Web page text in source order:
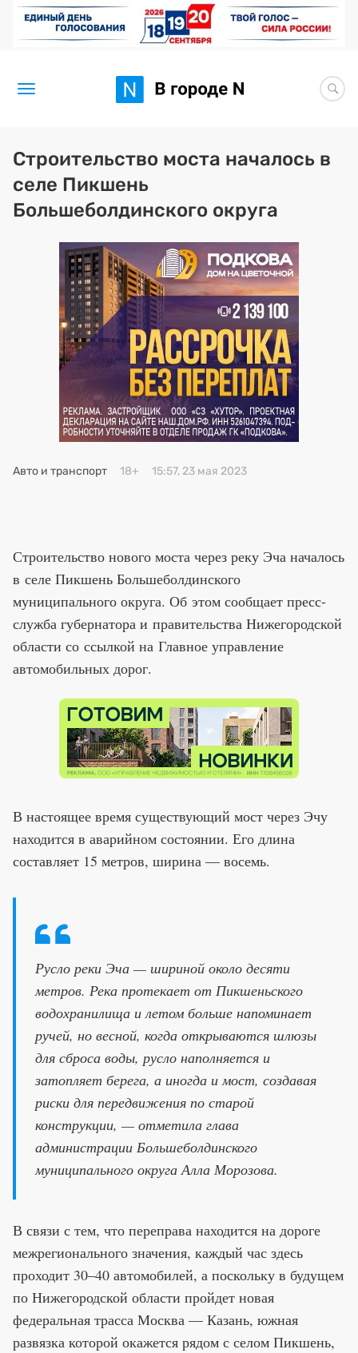
Новости
Здоровье
BORЩ
Искусство исцелять
Премия 2026 (текущая)
Премия 2025
Эксперты
Строительство моста началось в
селе Пикшень
Большеболдинского округа
Авто и транспорт 18+ 15:57, 23 мая 2023
Строительство нового моста через реку Эча началось
в селе Пикшень Большеболдинского
муниципального округа. Об этом сообщает пресс-
служба губернатора и правительства Нижегородской
области со ссылкой на Главное управление
автомобильных дорог.
В настоящее время существующий мост через Эчу
находится в аварийном состоянии. Его длина
составляет 15 метров, ширина — восемь.
Русло реки Эча — шириной около десяти
метров. Река протекает от Пикшеньского
водохранилища и летом больше напоминает
ручей, но весной, когда открываются шлюзы
для сброса воды, русло наполняется и
затопляет берега, а иногда и мост, создавая
риски для передвижения по старой
конструкции, — отметила глава
администрации Большеболдинского
муниципального округа Алла Морозова.
В связи с тем, что переправа находится на дороге
межрегионального значения, каждый час здесь
проходит 30–40 автомобилей, а поскольку в будущем
по Нижегородской области пройдет новая
федеральная трасса Москва — Казань, южная
развязка которой окажется рядом с селом Пикшень,